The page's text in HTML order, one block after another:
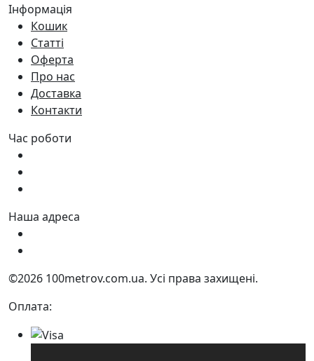
Інформація
Кошик
Статті
Оферта
Про нас
Доставка
Контакти
Час роботи
Наша адреса
©2026 100metrov.com.ua. Усі права захищені.
Оплата: